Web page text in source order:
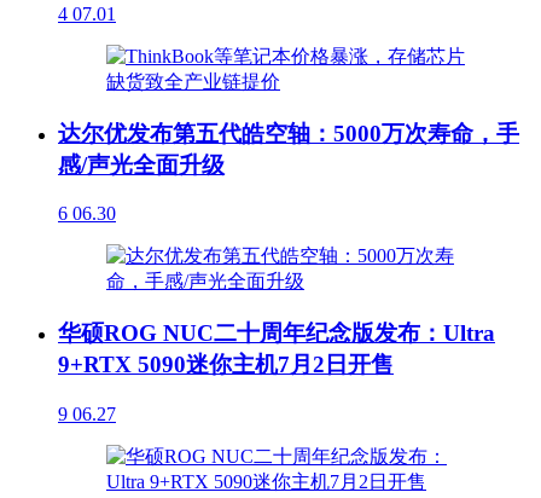
4 07.01
达尔优发布第五代皓空轴：5000万次寿命，手
感/声光全面升级
6 06.30
华硕ROG NUC二十周年纪念版发布：Ultra
9+RTX 5090迷你主机7月2日开售
9 06.27